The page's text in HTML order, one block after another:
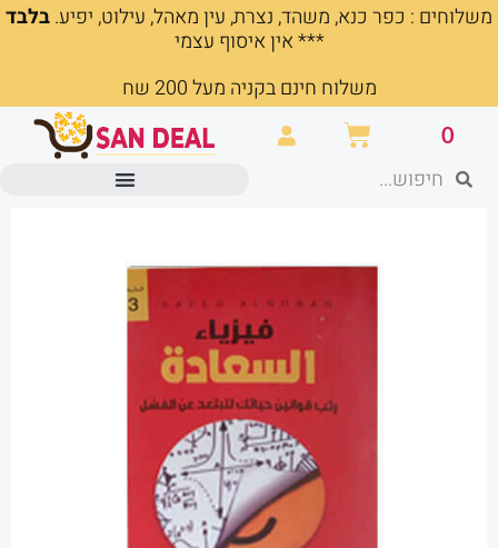
דילוג
משלוחים : כפר כנא, משהד, נצרת, עין מאהל, עילוט, יפיע.בלבד
*** אין איסוף עצמי
משלוח חינם בקניה מעל 200 שח
0 עגלת
קניות חיפושחיפוש